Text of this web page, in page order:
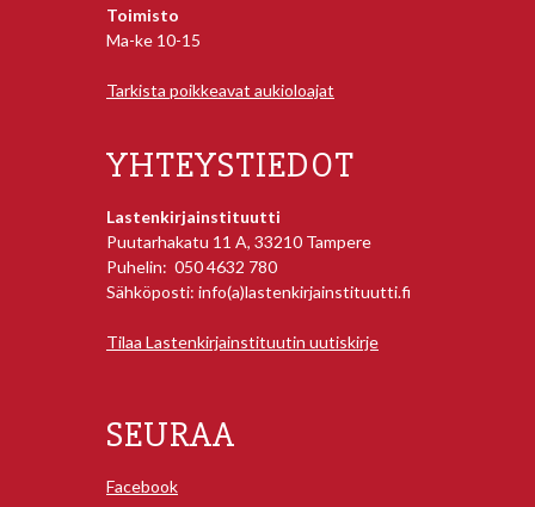
Toimisto
Ma-ke 10-15
Tarkista poikkeavat aukioloajat
YHTEYSTIEDOT
Lastenkirjainstituutti
Puutarhakatu 11 A, 33210 Tampere
Puhelin: 050 4632 780
Sähköposti: info(a)lastenkirjainstituutti.fi
Tilaa Lastenkirjainstituutin uutiskirje
SEURAA
Facebook